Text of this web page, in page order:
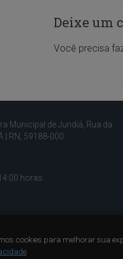
Deixe um
Você precisa
Municipal de Jundiá, Rua da
| RN, 59188-000
horas
cookies para melhorar sua